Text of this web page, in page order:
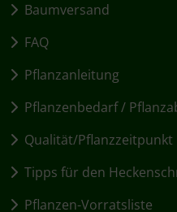
Baumversand
FAQ
Pflanzanleitung
Pflanzenbedarf /
Qualität/Pflanzzeitpunkt
Tipps für den
Pflanzen-Vorratsliste